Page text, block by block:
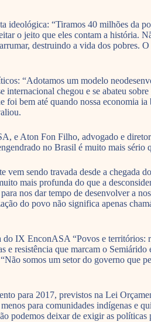
“Tiramos 40 milhões da
o jeito que eles contam a história.
destruindo a vida dos pobres.
“Adotamos um modelo
chegou e se abateu
bem até quando nossa economia
e Aton Fon Filho, advogado e
no Brasil é muito mais sério
sendo travada desde a chegada
mais profunda do que a
nos dar tempo de desenvolver a
do povo não significa apenas
IX EnconASA “Povos e territórios:
resistência que marcam o Semiárido
somos um setor do governo que
para 2017, previstos na Lei
para comunidades indígenas e
podemos deixar de exigir as